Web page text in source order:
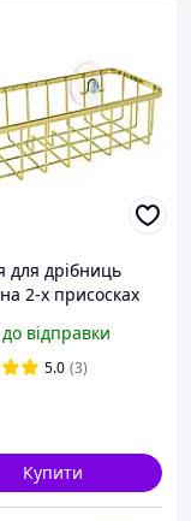
для дрібниць
2-х присосках
OT)
відправки
5.0 (3)
Купити